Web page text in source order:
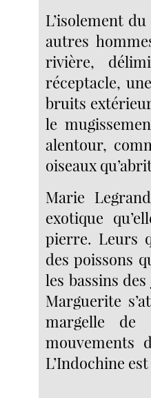
L’isolement
autres
rivière,
réceptacle,
bruits
le
alentour,
oiseaux
Marie
exotique
pierre. Leurs
des poissons
les bassins
Marguerite
margelle de
mouvements
L’Indochine